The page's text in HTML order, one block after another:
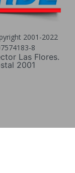
2001-2022
8
Las Flores.
2001